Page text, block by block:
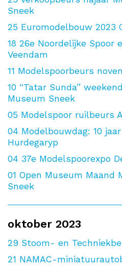
Sneek
25 Euromodelbouw 2023
18 26e Noordelijke Spoor
Veendam
11 Modelspoorbeurs
10 “Tatar Sunda”
Museum Sneek
05 Modelspoor ruilbeurs
04 Modelbouwdag: 10
Hurdegaryp
04 37e Modelspoorexpo
01 Open Museum Maand
Sneek
oktober 2023
29 Stoom- en
21 NAMAC-